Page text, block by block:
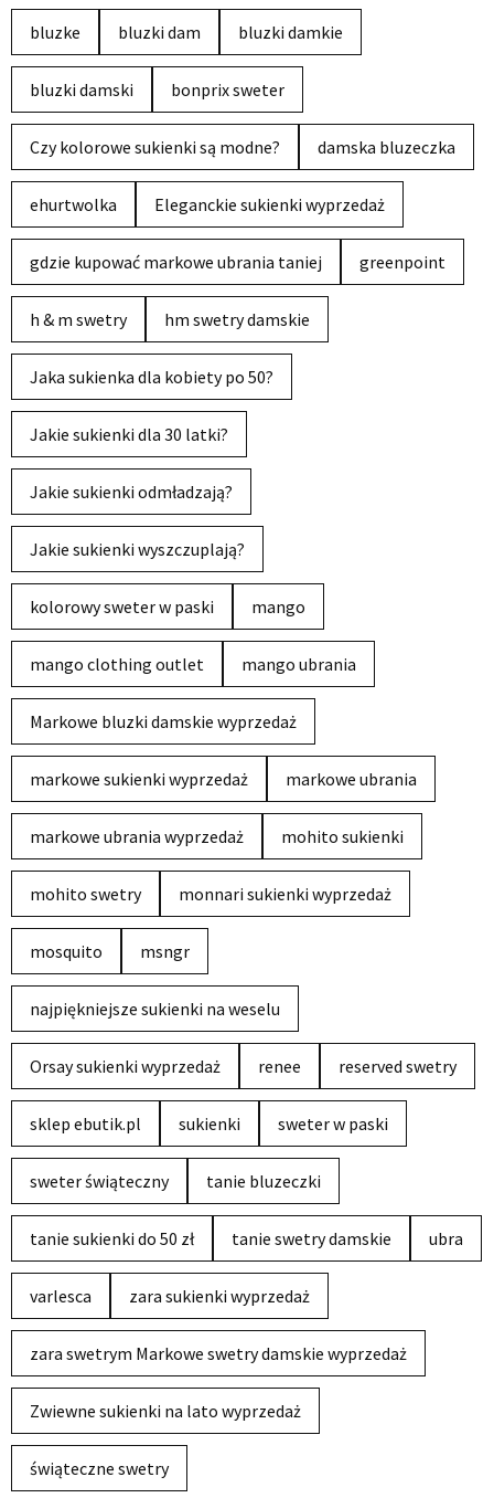
bluzke bluzki dam bluzki damkie
bluzki damski bonprix sweter
Czy kolorowe sukienki są modne? damska bluzeczka
ehurtwolka Eleganckie sukienki wyprzedaż
gdzie kupować markowe ubrania taniej greenpoint
h & m swetry hm swetry damskie
Jaka sukienka dla kobiety po 50?
Jakie sukienki dla 30 latki?
Jakie sukienki odmładzają?
Jakie sukienki wyszczuplają?
kolorowy sweter w paski mango
mango clothing outlet mango ubrania
Markowe bluzki damskie wyprzedaż
markowe sukienki wyprzedaż markowe ubrania
markowe ubrania wyprzedaż mohito sukienki
mohito swetry monnari sukienki wyprzedaż
mosquito msngr
najpiękniejsze sukienki na weselu
Orsay sukienki wyprzedaż renee reserved swetry
sklep ebutik.pl sukienki sweter w paski
sweter świąteczny tanie bluzeczki
tanie sukienki do 50 zł tanie swetry damskie ubra
varlesca zara sukienki wyprzedaż
zara swetrym Markowe swetry damskie wyprzedaż
Zwiewne sukienki na lato wyprzedaż
świąteczne swetry